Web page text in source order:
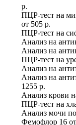
р.
ПЦР-тест на
от 505 р.
ПЦР-тест на
Анализ на
Анализ на
ПЦР-тест на
Анализ на
Анализ на
1255 р.
Анализ крови
ПЦР-тест на
Анализ мочи
Фемофлор 16 от